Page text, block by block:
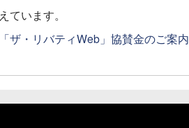
えています。
「ザ・リバティWeb」協賛金のご案内